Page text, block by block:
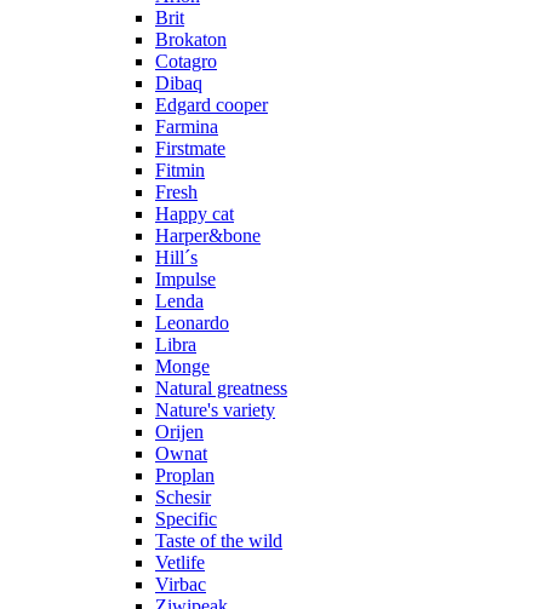
Brit
Brokaton
Cotagro
Dibaq
Edgard cooper
Farmina
Firstmate
Fitmin
Fresh
Happy cat
Harper&bone
Hill´s
Impulse
Lenda
Leonardo
Libra
Monge
Natural greatness
Nature's variety
Orijen
Ownat
Proplan
Schesir
Specific
Taste of the wild
Vetlife
Virbac